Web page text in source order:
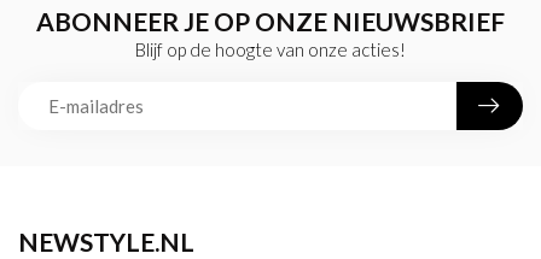
ABONNEER JE OP ONZE NIEUWSBRIEF
Blijf op de hoogte van onze acties!
NEWSTYLE.NL